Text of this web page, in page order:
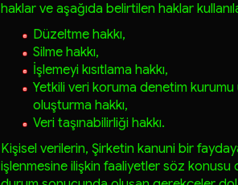
haklar ve aşağıda belirtilen haklar
Düzeltme hakkı,
Silme hakkı,
İşlemeyi kısıtlama hakkı,
Yetkili veri koruma denetim
oluşturma hakkı,
Veri taşınabilirliği hakkı.
Kişisel verilerin, Şirketin kanuni bir
işlenmesine ilişkin faaliyetler söz